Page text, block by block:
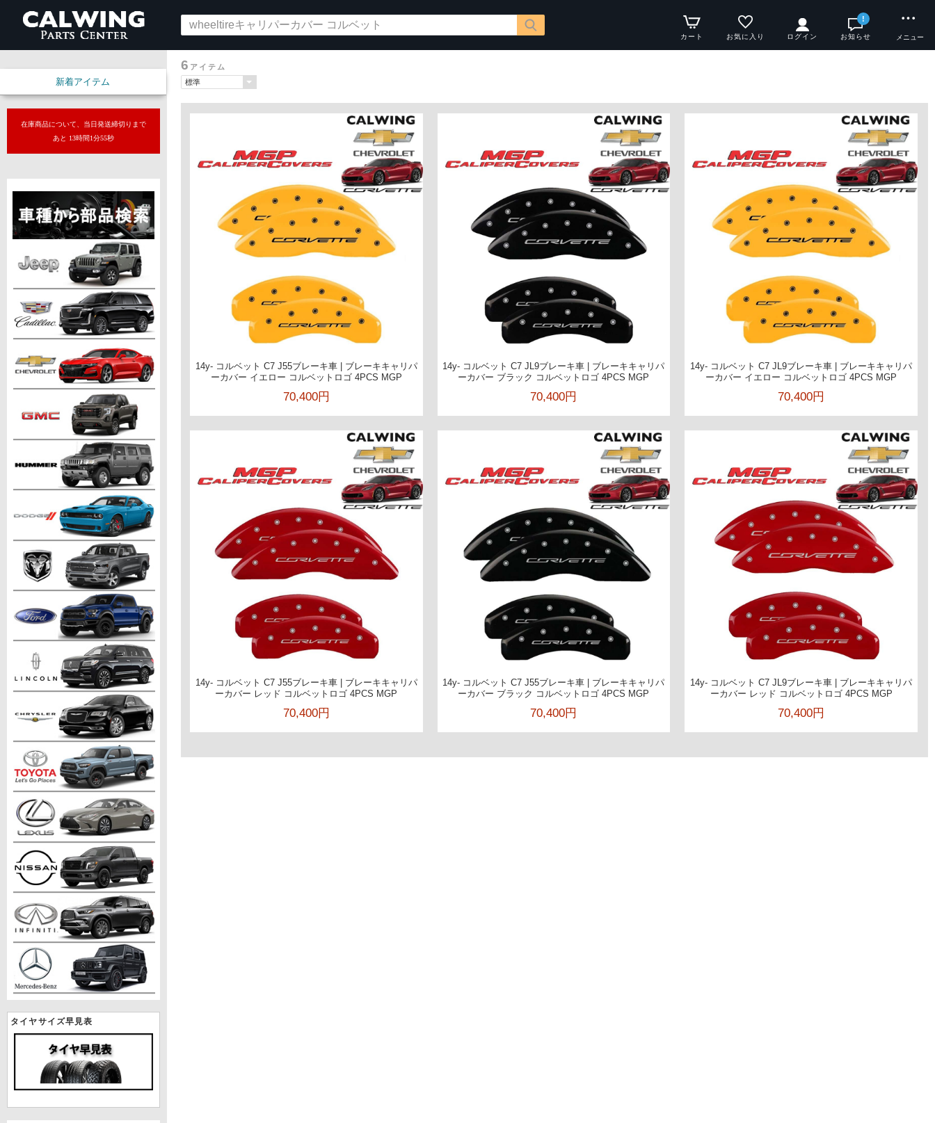
カート お気に入り ログイン
!
お知らせ メニュー
新着アイテム
在庫商品について、当日発送締切りまで
あと 13時間1分54秒
タイヤサイズ早見表
6 アイテム
14y- コルベット C7 J55ブレーキ車 | ブレーキキャリパ
ーカバー イエロー コルベットロゴ 4PCS MGP
70,400円
14y- コルベット C7 JL9ブレーキ車 | ブレーキキャリパ
ーカバー ブラック コルベットロゴ 4PCS MGP
70,400円
14y- コルベット C7 JL9ブレーキ車 | ブレーキキャリパ
ーカバー イエロー コルベットロゴ 4PCS MGP
70,400円
14y- コルベット C7 J55ブレーキ車 | ブレーキキャリパ
ーカバー レッド コルベットロゴ 4PCS MGP
70,400円
14y- コルベット C7 J55ブレーキ車 | ブレーキキャリパ
ーカバー ブラック コルベットロゴ 4PCS MGP
70,400円
14y- コルベット C7 JL9ブレーキ車 | ブレーキキャリパ
ーカバー レッド コルベットロゴ 4PCS MGP
70,400円